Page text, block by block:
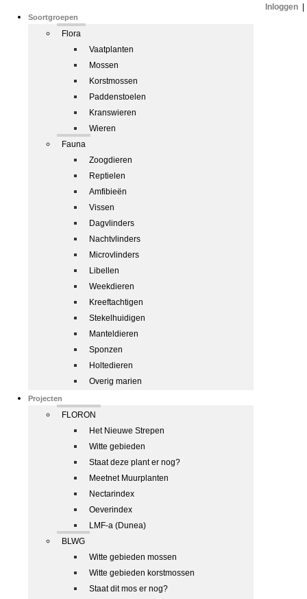
Soortgroepen
Flora
Vaatplanten
Mossen
Korstmossen
Paddenstoelen
Kranswieren
Wieren
Fauna
Zoogdieren
Reptielen
Amfibieën
Vissen
Dagvlinders
Nachtvlinders
Microvlinders
Libellen
Weekdieren
Kreeftachtigen
Stekelhuidigen
Manteldieren
Sponzen
Holtedieren
Overig marien
Projecten
FLORON
Het Nieuwe Strepen
Witte gebieden
Staat deze plant er nog?
Meetnet Muurplanten
Nectarindex
Oeverindex
LMF-a (Dunea)
BLWG
Witte gebieden mossen
Witte gebieden korstmossen
Staat dit mos er nog?
Inloggen